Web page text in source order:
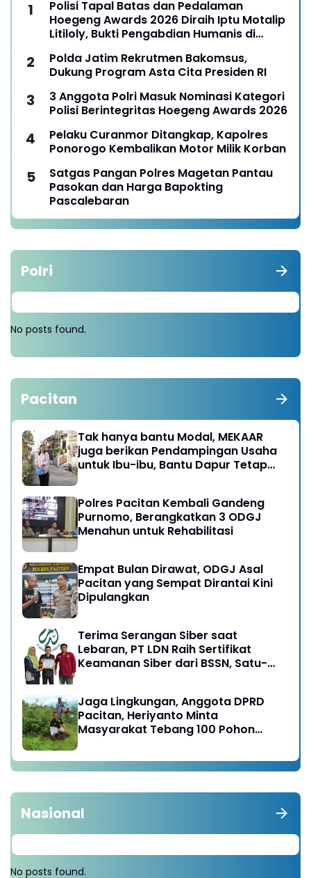
Polisi Tapal Batas dan Pedalaman
Hoegeng Awards 2026 Diraih Iptu Motalip
Litiloly, Bukti Pengabdian Humanis di
Polda Jatim Rekrutmen Bakomsus,
Dukung Program Asta Cita Presiden RI
3 Anggota Polri Masuk Nominasi Kategori
Polisi Berintegritas Hoegeng Awards 2026
Pelaku Curanmor Ditangkap, Kapolres
Ponorogo Kembalikan Motor Milik Korban
Satgas Pangan Polres Magetan Pantau
Pasokan dan Harga Bapokting
Pascalebaran
Polri
No posts found.
Pacitan
Tak hanya bantu Modal, MEKAAR
juga berikan Pendampingan Usaha
untuk Ibu-ibu, Bantu Dapur Tetap
Polres Pacitan Kembali Gandeng
Purnomo, Berangkatkan 3 ODGJ
Menahun untuk Rehabilitasi
Empat Bulan Dirawat, ODGJ Asal
Pacitan yang Sempat Dirantai Kini
Dipulangkan
Terima Serangan Siber saat
Lebaran, PT LDN Raih Sertifikat
Keamanan Siber dari BSSN, Satu-
Jaga Lingkungan, Anggota DPRD
Pacitan, Heriyanto Minta
Masyarakat Tebang 100 Pohon
Nasional
No posts found.